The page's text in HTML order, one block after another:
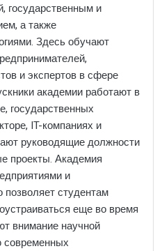
государственным и
а также
Здесь обучают
и экспертов в сфере
академии работают в
государственных
IT-компаниях и
руководящие должности
проекты. Академия
и
позволяет студентам
еще во время
внимание научной
современных